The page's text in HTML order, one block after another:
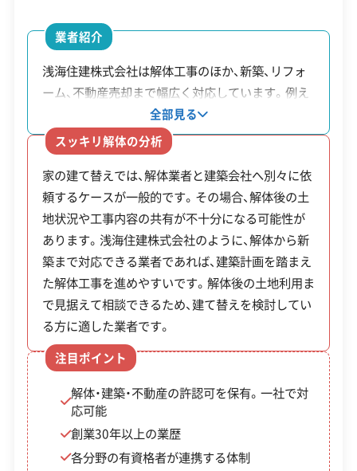
制度
補助金額・率 対象・条件
空き
家解
体補
助金
解体費用の1/
3（上限20万
円）。 町内業
者が施工する
場合は上限3
0万円。
昭和56年5月31日以前に
建築された旧耐震基準の
建物で、1年以上使用され
ていないもの。申請者に
町税の滞納がないこと。
危険
ブロ
ック
塀等
の撤
去補
撤去費用の2/
3など、最大1
5万円。
通学路や緊急輸送道路に
面する倒壊の危険がある
ブロック塀など。
安全対策・リスク管理
工事賠償責任保険 違反歴なし 表彰・受賞
現場清掃
ISO認証
電子マニフェスト 地域貢献・ボランティア
顧客対応・サービス(17)
自社ホームページ 無料見積もり 不要品回収
不要品買取
不動産取引
補助金・助成金申請 土地活用
滅失登記
建設リサイクル届
近隣挨拶
翌営業日連絡
クレジットカード
解体ローン SNS 土対応
日祝対応
※項目にカーソルを合わせると詳細な説明が表示されます。
業者紹介
浅海住建株式会社は解体工事のほか、新築、リフォ
ーム、不動産売却まで幅広く対応しています。例え
ば「実家を解体して土地の一部を売却し、残った土
地に自宅を建てたい」といった場合、通常は解体業
者、不動産会社、建築会社へそれぞれ依頼や調整が
必要です。同社では解体から建築、不動産売却まで
相談できるため、複数の会社とのやり取りを減らせ
ます。創業から30年以上にわたり、地域の住まいに
関する様々な相談に対応しています。
全部見る
スッキリ解体の分析
家の建て替えでは、解体業者と建築会社へ別々に依
頼するケースが一般的です。その場合、解体後の土
地状況や工事内容の共有が不十分になる可能性が
あります。浅海住建株式会社のように、解体から新
築まで対応できる業者であれば、建築計画を踏まえ
た解体工事を進めやすいです。解体後の土地利用ま
で見据えて相談できるため、建て替えを検討してい
る方に適した業者です。
注目ポイント
解体・建築・不動産の許認可を保有。一社で対
応可能
創業30年以上の業歴
各分野の有資格者が連携する体制